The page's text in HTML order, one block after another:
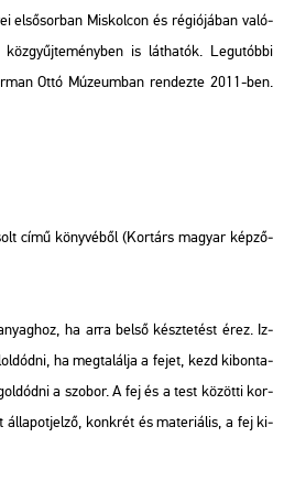
el­ső­sor­ban Mis­kol­con és ré­gi­ó­já­ban va­ló­
is lát­ha­tók. Leg­utób­bi
Ottó Mú­ze­um­ban ren­dez­te 2011-ben.
című köny­vé­ből (Kor­társ ma­gyar kép­ző­
ha arra belső kész­te­tést érez. Iz­
ha meg­ta­lál­ja a fejet, kezd ki­bon­ta­
a szo­bor. A fej és a test kö­zöt­ti kor­
ál­la­pot­jel­ző, konk­rét és ma­te­ri­á­lis, a fej ki­